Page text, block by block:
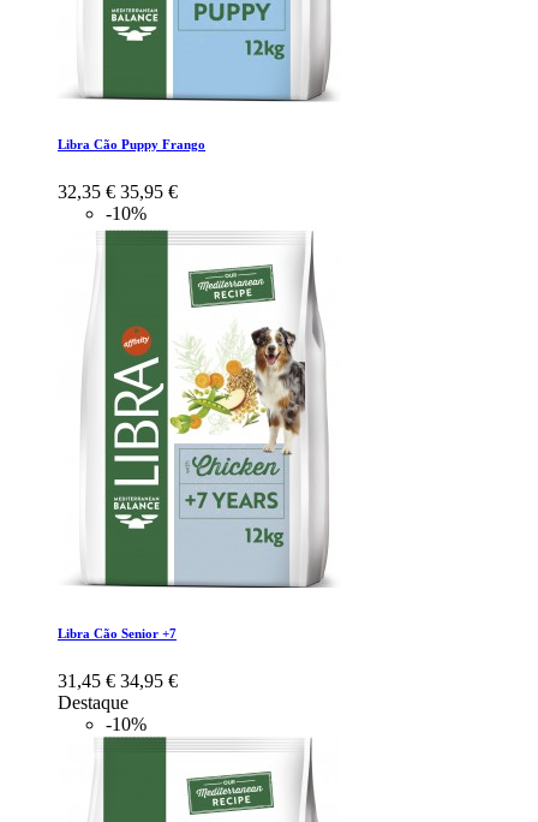
Libra Cão Puppy Frango
32,35 € 35,95 €
-10%
Libra Cão Senior +7
31,45 € 34,95 €
Destaque
-10%